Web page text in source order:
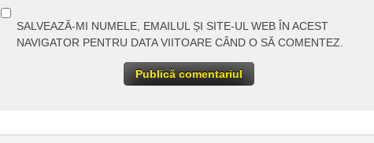
SALVEAZĂ-MI NUMELE, EMAILUL ȘI SITE-UL WEB ÎN ACEST
NAVIGATOR PENTRU DATA VIITOARE CÂND O SĂ COMENTEZ.